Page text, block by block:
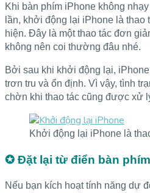
Khi bàn phím iPhone không
lần, khởi động lại iPhone là thao
hiện. Đây là một thao tác đơn
không nên coi thường đâu nhé.
Bởi sau khi khởi động lại,
trơn tru và ổn định. Vì vậy, tình
chờn khi thao tác cũng được xử
Khởi động lại iPhone là
✪ Đặt lại từ điển bàn phím
Nếu bạn kích hoạt tính năng dự